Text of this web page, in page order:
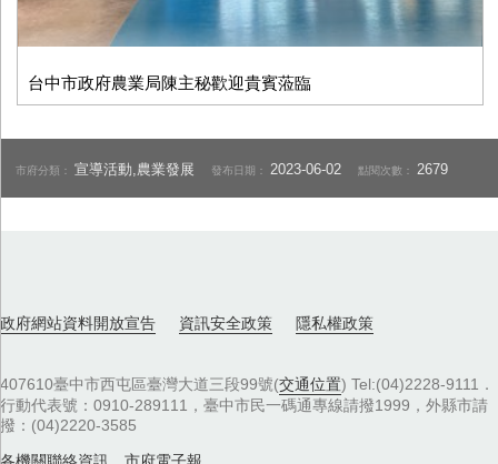
台中市政府農業局陳主秘歡迎貴賓蒞臨
市府分類：宣導活動,農業發展 發布日期： 2023-06-02 點閱次數： 2679
政府網站資料開放宣告 資訊安全政策 隱私權政策
407610臺中市西屯區臺灣大道三段99號(交通位置) Tel:(04)2228-9111．
行動代表號：0910-289111，臺中市民一碼通專線請撥1999，外縣市請
撥：(04)2220-3585